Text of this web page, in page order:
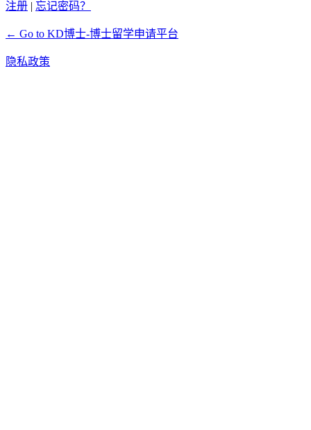
注册 | 忘记密码？
← Go to KD博士-博士留学申请平台
隐私政策